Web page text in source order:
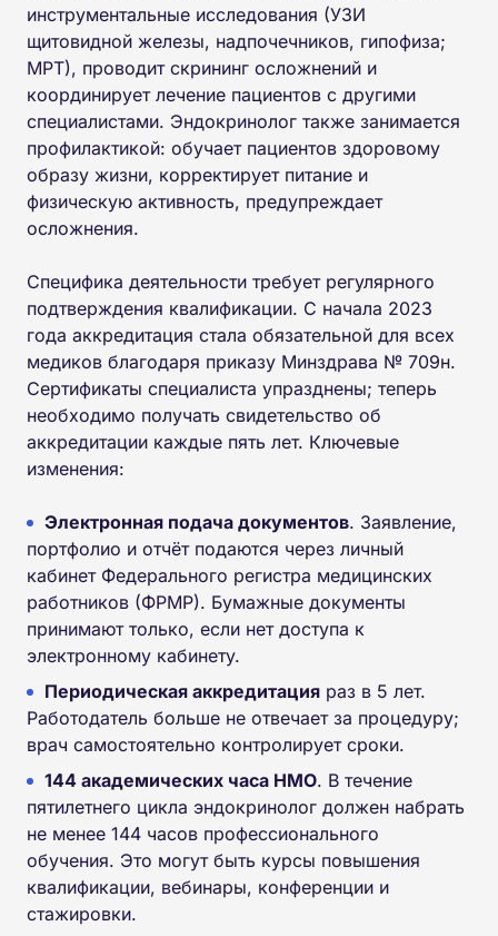
инструментальные исследования (УЗИ
щитовидной железы, надпочечников, гипофиза;
МРТ), проводит скрининг осложнений и
координирует лечение пациентов с другими
специалистами. Эндокринолог также занимается
профилактикой: обучает пациентов здоровому
образу жизни, корректирует питание и
физическую активность, предупреждает
осложнения.
Специфика деятельности требует регулярного
подтверждения квалификации. С начала 2023
года аккредитация стала обязательной для всех
медиков благодаря приказу Минздрава № 709н.
Сертификаты специалиста упразднены; теперь
необходимо получать свидетельство об
аккредитации каждые пять лет. Ключевые
изменения:
Электронная подача документов. Заявление,
портфолио и отчёт подаются через личный
кабинет Федерального регистра медицинских
работников (ФРМР). Бумажные документы
принимают только, если нет доступа к
электронному кабинету.
Периодическая аккредитация раз в 5 лет.
Работодатель больше не отвечает за процедуру;
врач самостоятельно контролирует сроки.
144 академических часа НМО. В течение
пятилетнего цикла эндокринолог должен набрать
не менее 144 часов профессионального
обучения. Это могут быть курсы повышения
квалификации, вебинары, конференции и
стажировки.